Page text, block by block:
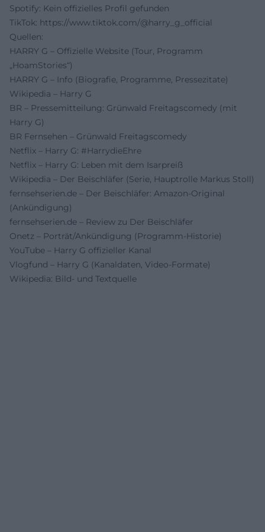
Spotify: Kein offizielles Profil gefunden
TikTok: https://www.tiktok.com/@harry_g_official
Quellen:
HARRY G – Offizielle Website (Tour, Programm
„HoamStories“)
HARRY G – Info (Biografie, Programme, Pressezitate)
Wikipedia – Harry G
BR – Pressemitteilung: Grünwald Freitagscomedy (mit
Harry G)
BR Fernsehen – Grünwald Freitagscomedy
Netflix – Harry G: #HarrydieEhre
Netflix – Harry G: Leben mit dem Isarpreiß
Wikipedia – Der Beischläfer (Serie, Hauptrolle Markus Stoll)
fernsehserien.de – Der Beischläfer: Amazon-Original
(Ankündigung)
fernsehserien.de – Review zu Der Beischläfer
Onetz – Porträt/Ankündigung (Programm-Historie)
YouTube – Harry G offizieller Kanal
Vlogfund – Harry G (Kanaldaten, Video-Formate)
Wikipedia: Bild- und Textquelle